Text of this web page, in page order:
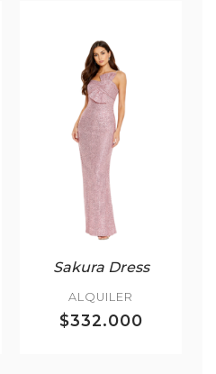
Sakura Dress
ALQUILER
$332.000